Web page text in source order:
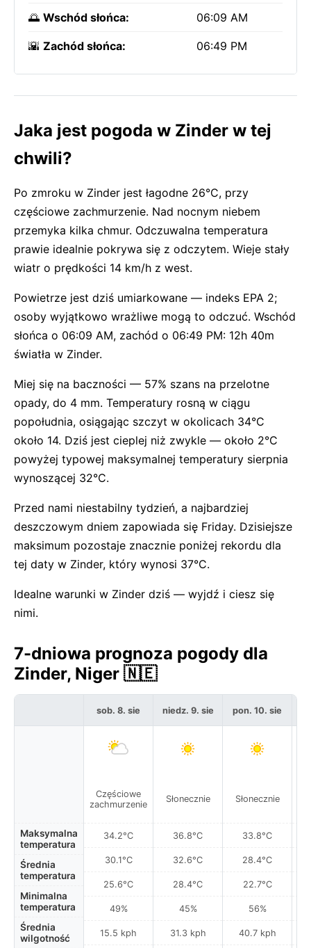
🌅 Wschód słońca: 06:09 AM
🌇 Zachód słońca: 06:49 PM
Jaka jest pogoda w Zinder w tej
chwili?
Po zmroku w Zinder jest łagodne 26°C, przy
częściowe zachmurzenie. Nad nocnym niebem
przemyka kilka chmur. Odczuwalna temperatura
prawie idealnie pokrywa się z odczytem. Wieje stały
wiatr o prędkości 14 km/h z west.
Powietrze jest dziś umiarkowane — indeks EPA 2;
osoby wyjątkowo wrażliwe mogą to odczuć. Wschód
słońca o 06:09 AM, zachód o 06:49 PM: 12h 40m
światła w Zinder.
Miej się na baczności — 57% szans na przelotne
opady, do 4 mm. Temperatury rosną w ciągu
popołudnia, osiągając szczyt w okolicach 34°C
około 14. Dziś jest cieplej niż zwykle — około 2°C
powyżej typowej maksymalnej temperatury sierpnia
wynoszącej 32°C.
Przed nami niestabilny tydzień, a najbardziej
deszczowym dniem zapowiada się Friday. Dzisiejsze
maksimum pozostaje znacznie poniżej rekordu dla
tej daty w Zinder, który wynosi 37°C.
Idealne warunki w Zinder dziś — wyjdź i ciesz się
nimi.
7-dniowa prognoza pogody dla
Zinder, Niger 🇳🇪
Maksymalna
temperatura
Średnia
temperatura
Minimalna
temperatura
Średnia
wilgotność
sob. 8. sie
Częściowe
zachmurzenie
34.2°C
30.1°C
25.6°C
49%
15.5 kph
niedz. 9. sie
Słonecznie
36.8°C
32.6°C
28.4°C
45%
31.3 kph
pon. 10. sie
Słonecznie
33.8°C
28.4°C
22.7°C
56%
40.7 kph